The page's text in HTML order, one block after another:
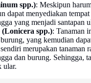
spp.): Meskipun
dapat menyediakan
yang menjadi santapan
(Lonicera spp.): Tanaman
yang kemudian
merupakan tanaman
dan burung. Sehingga,
ular.